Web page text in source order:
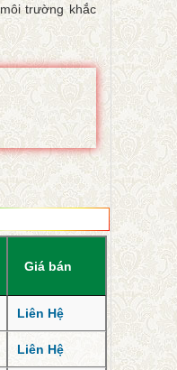
trường khắc
Giá bán
Liên Hệ
Liên Hệ